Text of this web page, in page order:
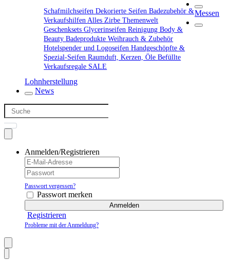
SchafmilchseifenDekorierte SeifenBadezubehör &
Verkaufshilfen Alles ZirbeThemenwelt
GeschenksetsGlycerinseifenReinigungBody &
BeautyBadeprodukteWeihrauch & Zubehör
Hotelspender und LogoseifenHandgeschöpfte &
Spezial-SeifenRaumduft, Kerzen, ÖleBefüllte
Verkaufsregale SALE
Messen
Lohnherstellung
News
Anmelden/Registrieren
Passwort vergessen?
Passwort merken
Anmelden
Registrieren
Probleme mit der Anmeldung?